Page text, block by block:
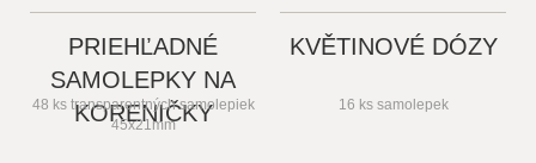
PRIEHĽADNÉ
SAMOLEPKY NA
KORENIČKY
48 ks transparentných samolepiek
45x21mm
KVĚTINOVÉ DÓZY
16 ks samolepek